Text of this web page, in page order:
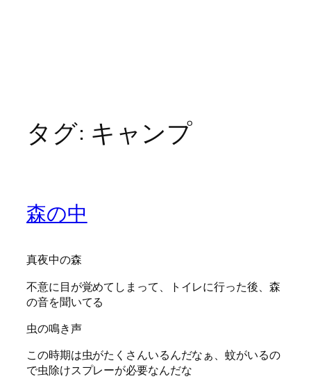
タグ: キャンプ
森の中
真夜中の森
不意に目が覚めてしまって、トイレに行った後、森
の音を聞いてる
虫の鳴き声
この時期は虫がたくさんいるんだなぁ、蚊がいるの
で虫除けスプレーが必要なんだな